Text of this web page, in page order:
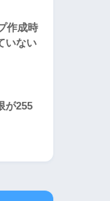
作成時
いない
が255